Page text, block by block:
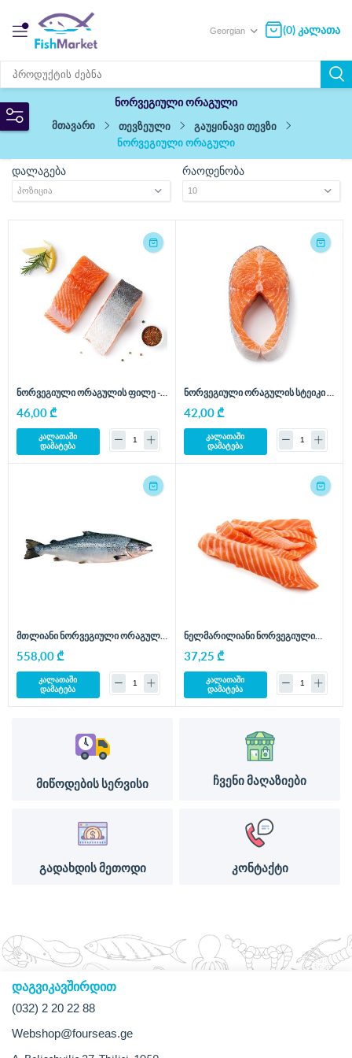
(0) კალათა
ნორვეგიული ორაგული
მთავარი
თევზეული
გაუყინავი თევზი
ნორვეგიული ორაგული
დალაგება რაოდენობა
ნორვეგიული ორაგულის ფილე -
46,00 ₾
კალათაში
დამატება
ნორვეგიული ორაგულის სტეიკი -
42,00 ₾
კალათაში
დამატება
მთლიანი ნორვეგიული ორაგული
558,00 ₾
კალათაში
დამატება
ნელმარილიანი ნორვეგიული
37,25 ₾
კალათაში
დამატება
მიწოდების სერვისი ჩვენი მაღაზიები
გადახდის მეთოდი კონტაქტი
დაგვიკავშირდით
(032) 2 20 22 88
Webshop@fourseas.ge